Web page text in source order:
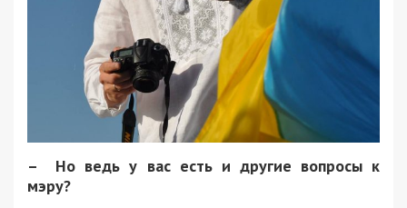
– Но ведь у вас есть и другие вопросы к
мэру?